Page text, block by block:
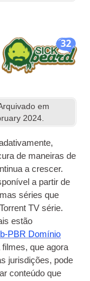
32
em
2024.
de maneiras de
a crescer.
a partir de
séries que
TV série.
estão
PBR Domínio
que agora
jurisdições, pode
conteúdo que